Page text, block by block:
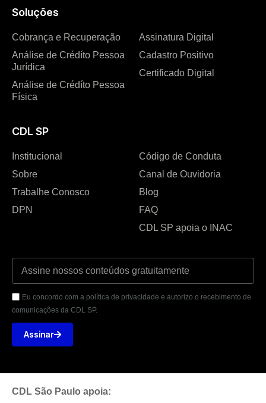
Soluções
Cobrança e Recuperação
Análise de Crédíto Pessoa
Jurídica
Análise de Crédíto Pessoa
Física
Assinatura Digital
Cadastro Positivo
Certificado Digital
CDL SP
Institucional
Sobre
Trabalhe Conosco
DPN
Código de Conduta
Canal de Ouvidoria
Blog
FAQ
CDL SP apoia o INAC
Eu concordo com a política de privacidade e autorizo o recebimento de
comunicações da CDL SP.
Assinar
CDL São Paulo apoia: